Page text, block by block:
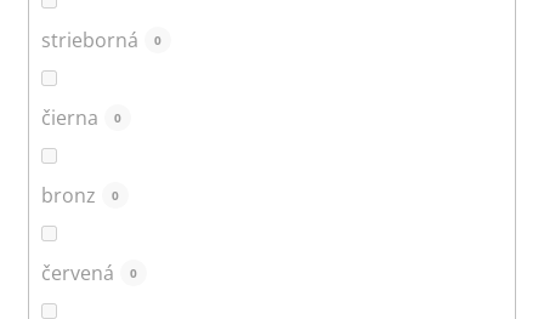
strieborná 0
čierna 0
bronz 0
červená 0